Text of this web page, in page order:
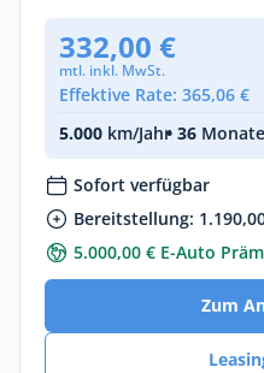
332,00 €
mtl. inkl. MwSt.
Effektive Rate: 365,06 €
5.000 km/Jahr• 36 Monate
Sofort verfügbar
Bereitstellung:
5.000,00 € E-Auto
Zum